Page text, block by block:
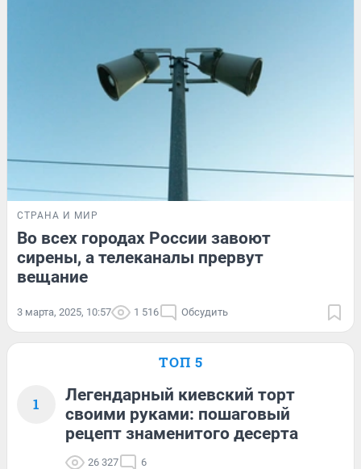
СТРАНА И МИР
Во всех городах России завоют
сирены, а телеканалы прервут
вещание
3 марта, 2025, 10:57 1 516 Обсудить
ТОП 5
1
Легендарный киевский торт
своими руками: пошаговый
рецепт знаменитого десерта
26 327 6